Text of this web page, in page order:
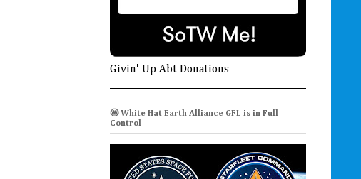
Givin' Up Abt Donations
🤩 White Hat Earth Alliance GFL is in Full
Control